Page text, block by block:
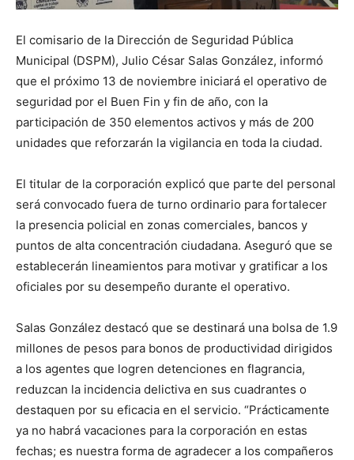
El comisario de la Dirección de Seguridad Pública
Municipal (DSPM), Julio César Salas González, informó
que el próximo 13 de noviembre iniciará el operativo de
seguridad por el Buen Fin y fin de año, con la
participación de 350 elementos activos y más de 200
unidades que reforzarán la vigilancia en toda la ciudad.
El titular de la corporación explicó que parte del personal
será convocado fuera de turno ordinario para fortalecer
la presencia policial en zonas comerciales, bancos y
puntos de alta concentración ciudadana. Aseguró que se
establecerán lineamientos para motivar y gratificar a los
oficiales por su desempeño durante el operativo.
Salas González destacó que se destinará una bolsa de 1.9
millones de pesos para bonos de productividad dirigidos
a los agentes que logren detenciones en flagrancia,
reduzcan la incidencia delictiva en sus cuadrantes o
destaquen por su eficacia en el servicio. “Prácticamente
ya no habrá vacaciones para la corporación en estas
fechas; es nuestra forma de agradecer a los compañeros